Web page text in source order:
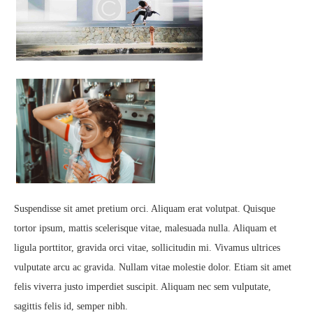
Suspendisse sit amet pretium orci. Aliquam erat volutpat. Quisque
tortor ipsum, mattis scelerisque vitae, malesuada nulla. Aliquam et
ligula porttitor, gravida orci vitae, sollicitudin mi. Vivamus ultrices
vulputate arcu ac gravida. Nullam vitae molestie dolor. Etiam sit amet
felis viverra justo imperdiet suscipit. Aliquam nec sem vulputate,
sagittis felis id, semper nibh.